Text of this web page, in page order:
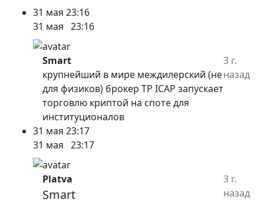
31 мая 23:16
31 мая 23:16
Smart
крупнейший в мире междилерский (не
для физиков) брокер TP ICAP запускает
торговлю криптой на споте для
институционалов
3 г.
назад
31 мая 23:17
31 мая 23:17
Platva
Smart
3 г.
назад